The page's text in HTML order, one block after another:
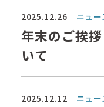
2025.12.26 ニュ
年末のご挨
いて
2025.12.12 ニュ